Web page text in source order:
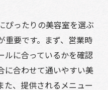
ぴったりの美容室を選ぶ
重要です。まず、営業時
ルに合っているかを確認
に合わせて通いやすい美
た、提供されるメニュー